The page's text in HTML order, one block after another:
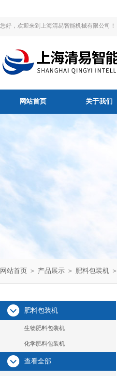
您好，欢迎来到上海清易智能机械有限公司！
网站首页 关于我们
网站首页 ＞ 产品展示 ＞ 肥料包装机 ＞
肥料包装机
生物肥料包装机
化学肥料包装机
查看全部